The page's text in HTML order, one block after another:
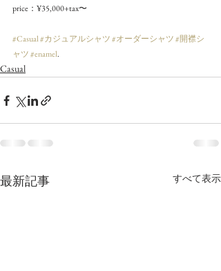
price：¥35,000+tax〜
#Casual#カジュアルシャツ#オーダーシャツ#開襟シ
ャツ#enamel.
Casual
最新記事 すべて表示